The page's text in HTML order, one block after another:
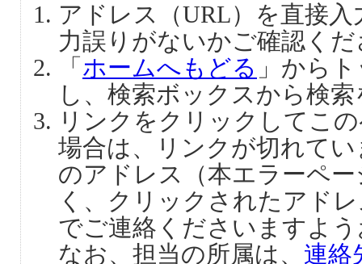
アドレス（URL）を直接
力誤りがないかご確認く
「 ホームへもどる 」から
し、検索ボックスから検
リンクをクリックしてこ
場合は、リンクが切れて
のアドレス（本エラーペ
く、クリックされたアド
でご連絡くださいますよ
なお、担当の所属は、 連絡